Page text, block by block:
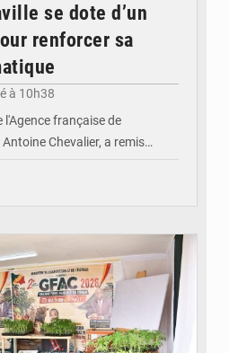
se dote d’un
renforcer sa
à 10h38
l'Agence française de
Chevalier, a remis…